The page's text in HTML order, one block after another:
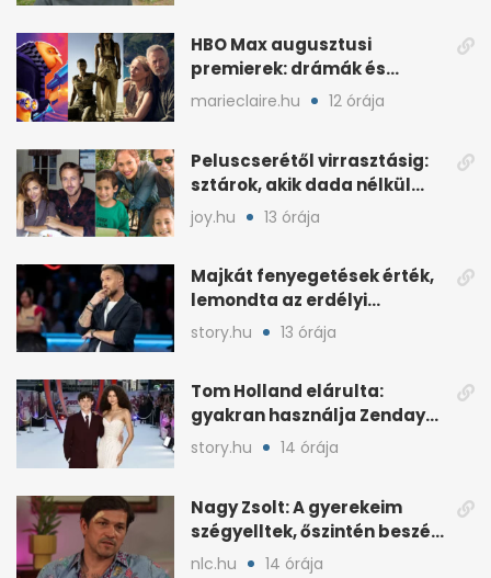
HBO Max augusztusi
premierek: drámák és
családi filmek egy helyen
marieclaire.hu 12 órája
Peluscserétől virrasztásig:
sztárok, akik dada nélkül
nevelnek
joy.hu 13 órája
Majkát fenyegetések érték,
lemondta az erdélyi
koncertjét
story.hu 13 órája
Tom Holland elárulta:
gyakran használja Zendaya
drága arckrémeit
story.hu 14 órája
Nagy Zsolt: A gyerekeim
szégyelltek, őszintén beszélt
a múltról
nlc.hu 14 órája